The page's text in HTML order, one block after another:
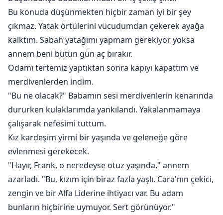
Bu konuda düşünmekten hiçbir zaman iyi bir şey
çıkmaz. Yatak örtülerini vücudumdan çekerek ayağa
kalktım. Sabah yatağımı yapmam gerekiyor yoksa
annem beni bütün gün aç bırakır.
Odamı tertemiz yaptıktan sonra kapıyı kapattım ve
merdivenlerden indim.
"Bu ne olacak?" Babamın sesi merdivenlerin kenarında
dururken kulaklarımda yankılandı. Yakalanmamaya
çalışarak nefesimi tuttum.
Kız kardeşim yirmi bir yaşında ve geleneğe göre
evlenmesi gerekecek.
"Hayır, Frank, o neredeyse otuz yaşında," annem
azarladı. "Bu, kızım için biraz fazla yaşlı. Cara'nın çekici,
zengin ve bir Alfa Liderine ihtiyacı var. Bu adam
bunların hiçbirine uymuyor. Sert görünüyor."